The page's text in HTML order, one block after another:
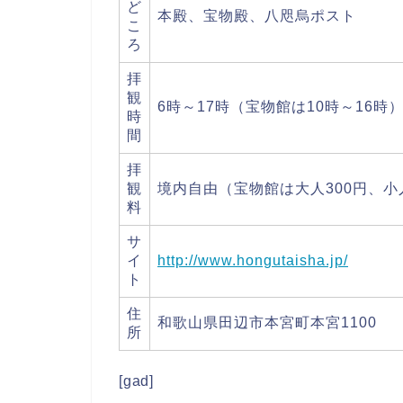
ど
こ
ろ
本殿、宝物殿、八咫烏ポスト
拝
観
時
間
6時～17時（宝物館は10時～16時）
拝
観
料
境内自由（宝物館は大人300円、小
サ
イ
ト
http://www.hongutaisha.jp/
住
所
和歌山県田辺市本宮町本宮1100
[gad]